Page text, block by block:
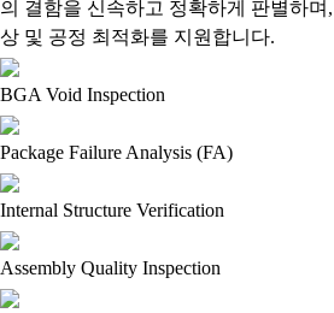
의 결함을 신속하고 정확하게 판별하
상 및 공정 최적화를 지원합니다.
BGA Void Inspection
Package Failure Analysis (FA)
Internal Structure Verification
Assembly Quality Inspection